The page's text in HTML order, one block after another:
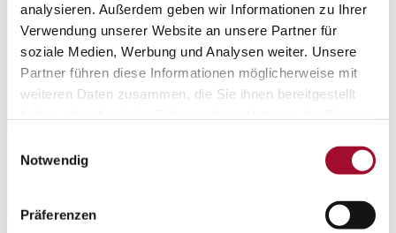
analysieren. Außerdem geben wir Informationen zu Ihrer
Verwendung unserer Website an unsere Partner für
soziale Medien, Werbung und Analysen weiter. Unsere
Partner führen diese Informationen möglicherweise mit
weiteren Daten zusammen, die Sie ihnen bereitgestellt
Notwendig
Präferenzen